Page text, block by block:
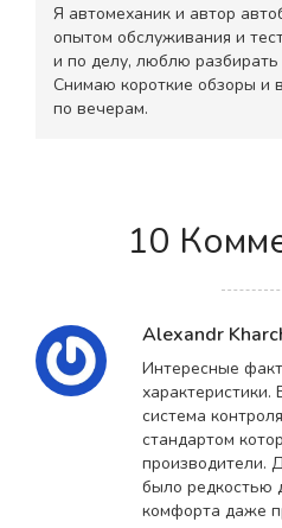
Я автомеханик и автор
опытом обслуживания и
и по делу, люблю разбирать
Снимаю короткие обзоры и
по вечерам.
10
Alexandr
Интересные
характеристики.
система
стандартом
производители.
было редкостью
комфорта даже